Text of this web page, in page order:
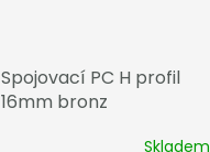
Spojovací PC H profil
16mm bronz
Skladem